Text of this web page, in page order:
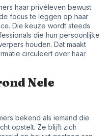
haar privéleven bewust
focus te leggen op haar
Die keuze wordt steeds
die hun persoonlijke
houden. Dat maakt
circuleert over haar
Nele
bekend als iemand die
opstelt. Ze blijft zich